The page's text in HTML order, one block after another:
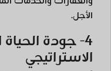
الأجل.
4- جودة الحياة
الاستراتيجي